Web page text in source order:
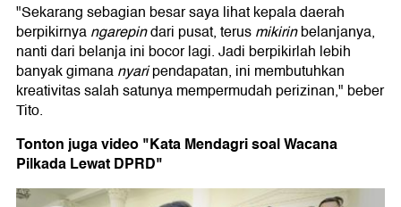
"Sekarang sebagian besar saya lihat kepala daerah
berpikirnyangarepindari pusat, terusmikirinbelanjanya,
nanti dari belanja ini bocor lagi. Jadi berpikirlah lebih
banyak gimananyaripendapatan, ini membutuhkan
kreativitas salah satunya mempermudah perizinan," beber
Tito.
Tonton juga video "Kata Mendagri soal Wacana
Pilkada Lewat DPRD"